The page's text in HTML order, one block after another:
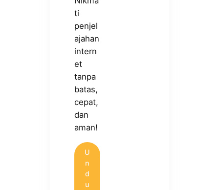
ti
penjel
ajahan
intern
et
tanpa
batas,
cepat,
dan
aman!
U
n
d
u